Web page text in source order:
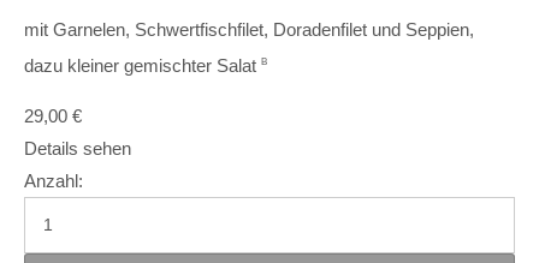
mit Garnelen, Schwertfischfilet, Doradenfilet und Seppien,
dazu kleiner gemischter Salat B
29,00 €
Details sehen
Anzahl: